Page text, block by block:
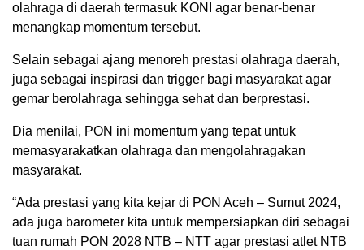
olahraga di daerah termasuk KONI agar benar-benar
menangkap momentum tersebut.
Selain sebagai ajang menoreh prestasi olahraga daerah,
juga sebagai inspirasi dan trigger bagi masyarakat agar
gemar berolahraga sehingga sehat dan berprestasi.
Dia menilai, PON ini momentum yang tepat untuk
memasyarakatkan olahraga dan mengolahragakan
masyarakat.
“Ada prestasi yang kita kejar di PON Aceh – Sumut 2024,
ada juga barometer kita untuk mempersiapkan diri sebagai
tuan rumah PON 2028 NTB – NTT agar prestasi atlet NTB